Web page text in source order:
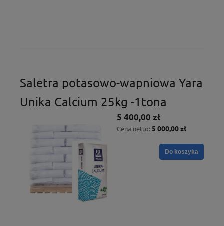
Saletra potasowo-wapniowa Yara
Unika Calcium 25kg -1tona
5 400,00 zł
Cena netto: 5 000,00 zł
Do koszyka